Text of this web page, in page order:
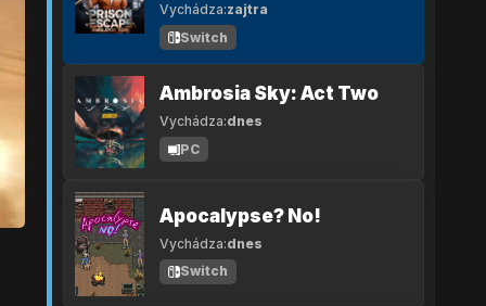
Vychádza:zajtra
Switch
Ambrosia Sky: Act Two
Vychádza:dnes
PC
Apocalypse? No!
Vychádza:dnes
Switch